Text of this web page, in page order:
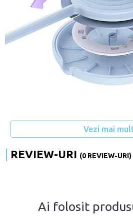
Vezi mai
REVIEW-URI (0 REVIEW-URI)
Ai folosit